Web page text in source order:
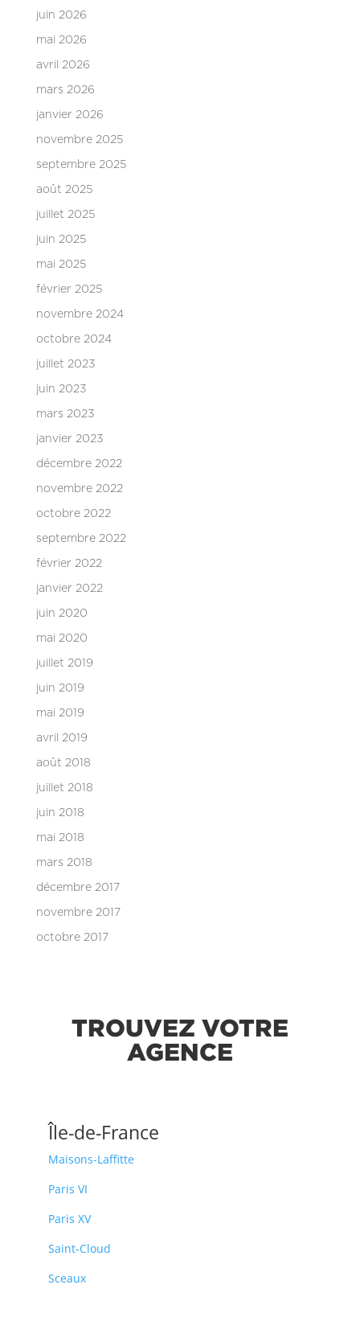
juin 2026
mai 2026
avril 2026
mars 2026
janvier 2026
novembre 2025
septembre 2025
août 2025
juillet 2025
juin 2025
mai 2025
février 2025
novembre 2024
octobre 2024
juillet 2023
juin 2023
mars 2023
janvier 2023
décembre 2022
novembre 2022
octobre 2022
septembre 2022
février 2022
janvier 2022
juin 2020
mai 2020
juillet 2019
juin 2019
mai 2019
avril 2019
août 2018
juillet 2018
juin 2018
mai 2018
mars 2018
décembre 2017
novembre 2017
octobre 2017
TROUVEZ VOTRE
AGENCE
Île-de-France
Maisons-Laffitte
Paris VI
Paris XV
Saint-Cloud
Sceaux